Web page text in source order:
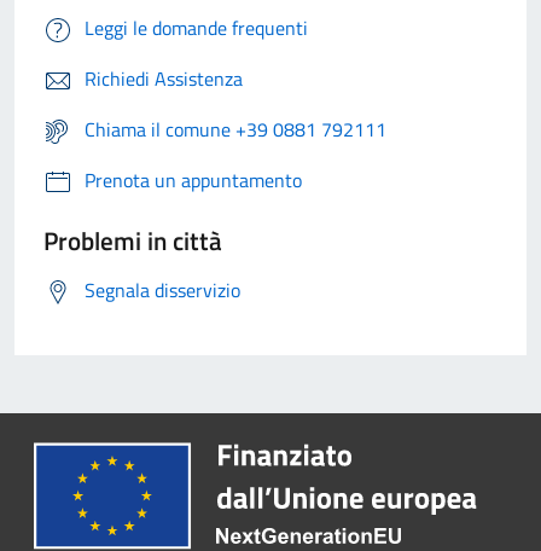
Leggi le domande frequenti
Richiedi Assistenza
Chiama il comune +39 0881 792111
Prenota un appuntamento
Problemi in città
Segnala disservizio